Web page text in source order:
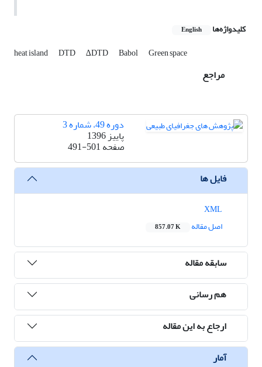
کلیدواژه‌ها English
heat island DTD ∆DTD Babol Green space
مراجع
دوره 49، شماره 3
پاییز 1396
صفحه491-501
فایل ها
اصل مقاله
857.07 K
سابقه مقاله
هم رسانی
ارجاع به این مقاله
آمار